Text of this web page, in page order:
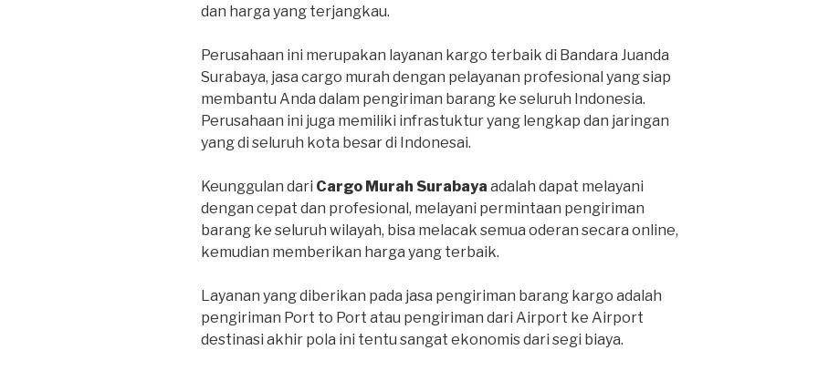
dan harga yang terjangkau.
Perusahaan ini merupakan layanan kargo terbaik di Bandara Juanda
Surabaya, jasa cargo murah dengan pelayanan profesional yang siap
membantu Anda dalam pengiriman barang ke seluruh Indonesia.
Perusahaan ini juga memiliki infrastuktur yang lengkap dan jaringan
yang di seluruh kota besar di Indonesai.
Keunggulan dari Cargo Murah Surabaya adalah dapat melayani
dengan cepat dan profesional, melayani permintaan pengiriman
barang ke seluruh wilayah, bisa melacak semua oderan secara online,
kemudian memberikan harga yang terbaik.
Layanan yang diberikan pada jasa pengiriman barang kargo adalah
pengiriman Port to Port atau pengiriman dari Airport ke Airport
destinasi akhir pola ini tentu sangat ekonomis dari segi biaya.